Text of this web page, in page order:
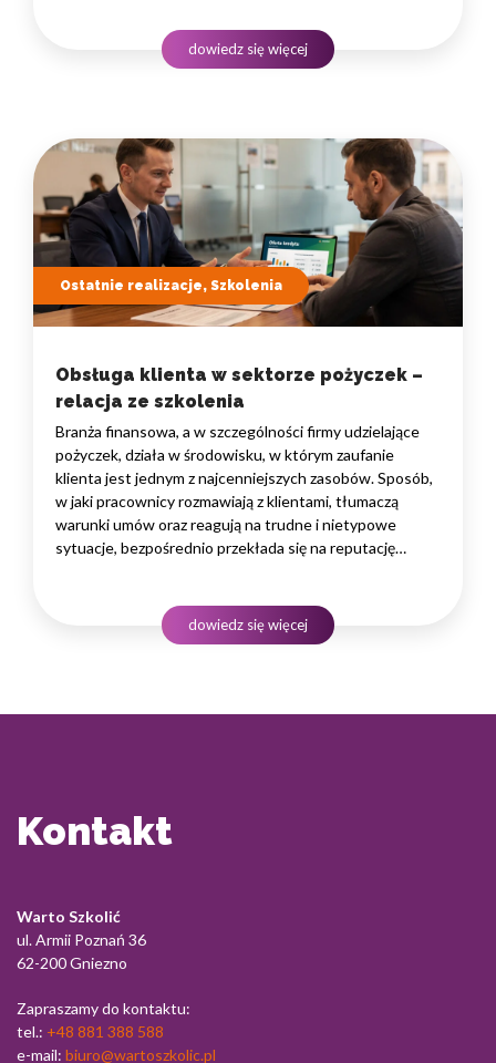
podejmowania decyzji. W takim środowisku
to nie pojedyncze kompetencje, lecz dobrze…
dowiedz się więcej
Ostatnie realizacje, Szkolenia
Obsługa klienta w sektorze pożyczek –
relacja ze szkolenia
Branża finansowa, a w szczególności firmy udzielające
pożyczek, działa w środowisku, w którym zaufanie
klienta jest jednym z najcenniejszych zasobów. Sposób,
w jaki pracownicy rozmawiają z klientami, tłumaczą
warunki umów oraz reagują na trudne i nietypowe
sytuacje, bezpośrednio przekłada się na reputację
produktowej, lecz także rozwiniętych kompetencji
komunikacyjnych, empatii…
dowiedz się więcej
Kontakt
Warto Szkolić
ul. Armii Poznań 36
62-200 Gniezno
Zapraszamy do kontaktu:
tel.: +48 881 388 588
e-mail: biuro@wartoszkolic.pl